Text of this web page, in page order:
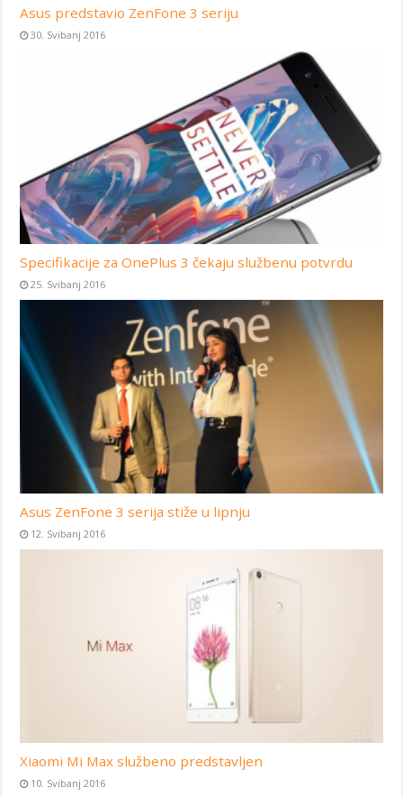
Asus predstavio ZenFone 3 seriju
30. Svibanj 2016
Specifikacije za OnePlus 3 čekaju službenu potvrdu
25. Svibanj 2016
Asus ZenFone 3 serija stiže u lipnju
12. Svibanj 2016
Xiaomi Mi Max službeno predstavljen
10. Svibanj 2016